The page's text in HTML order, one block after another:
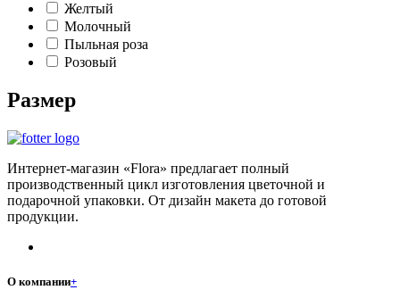
Желтый
Молочный
Пыльная роза
Розовый
Размер
Интернет-магазин «Flora» предлагает полный
производственный цикл изготовления цветочной и
подарочной упаковки. От дизайн макета до готовой
продукции.
О компании+